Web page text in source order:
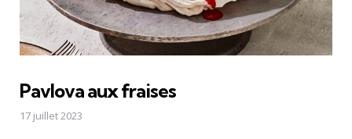
Pavlova aux fraises
17 juillet 2023